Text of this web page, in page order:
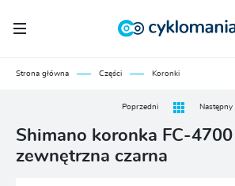
Strona główna Części Koronki
Poprzedni Następny
Shimano koronka FC-
zewnętrzna czarna